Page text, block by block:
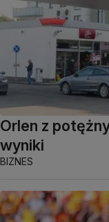
Orlen z
wyniki
BIZNES